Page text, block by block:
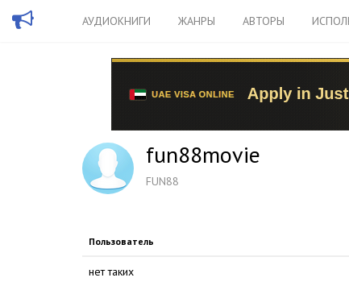
АУДИОКНИГИ ЖАНРЫ АВТОРЫ
fun88movie
FUN88
Пользователь
нет таких